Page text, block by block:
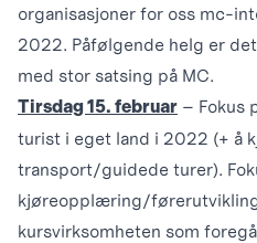
organisasjoner for oss mc-
2022. Påfølgende helg er
med stor satsing på MC.
Tirsdag 15. februar – Fokus
turist i eget land i 2022 (+ å
transport/guidede turer).
kjøreopplæring/
kursvirksomheten som